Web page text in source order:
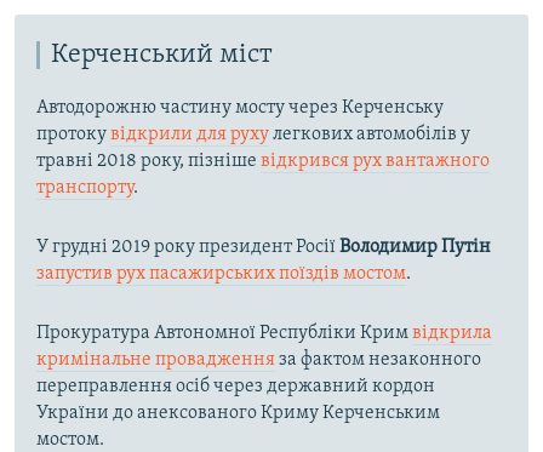
Керченський міст
Автодорожню частину мосту через Керченську
протокувідкрили для рухулегкових автомобілів у
травні 2018 року, пізніше відкрився рух вантажного
транспорту.
У грудні 2019 року президент РосіїВолодимир Путін
запустив рух пасажирських поїздів мостом.
Прокуратура Автономної Республіки Кримвідкрила
кримінальне провадженняза фактом незаконного
переправлення осіб через державний кордон
України до анексованого Криму Керченським
мостом.